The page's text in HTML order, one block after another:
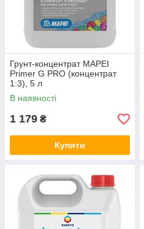
Грунт-концентрат MAPEI
Primer G PRO (концентрат
1:3), 5 л
В наявності
1 179 ₴
Купити